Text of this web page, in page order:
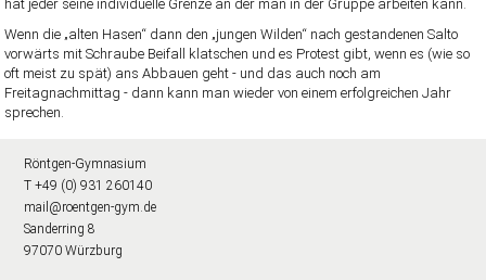
hat jeder seine individuelle Grenze an der man in der Gruppe arbeiten kann.
Wenn die „alten Hasen“ dann den „jungen Wilden“ nach gestandenen Salto
vorwärts mit Schraube Beifall klatschen und es Protest gibt, wenn es (wie so
oft meist zu spät) ans Abbauen geht - und das auch noch am
Freitagnachmittag - dann kann man wieder von einem erfolgreichen Jahr
sprechen.
Röntgen-Gymnasium
T +49 (0) 931 260140
mail@roentgen-gym.de
Sanderring 8
97070 Würzburg